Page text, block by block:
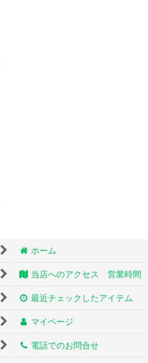
ホーム
当店へのアクセス 営業時間
最近チェックしたアイテム
マイページ
電話でのお問合せ